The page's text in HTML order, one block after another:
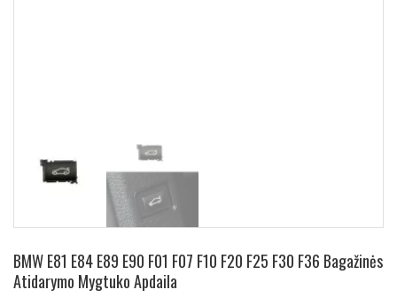
BMW E81 E84 E89 E90 F01 F07 F10 F20 F25 F30 F36 Bagažinės
Atidarymo Mygtuko Apdaila